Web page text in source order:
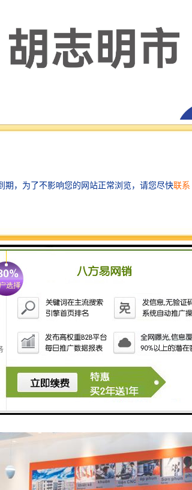
，策划和组织国内外展览会及会议。中际展览主
展览会及会议的组织服务。公司拥有一支富有活
验，对展览项目的策划、运作及管理有着丰富的